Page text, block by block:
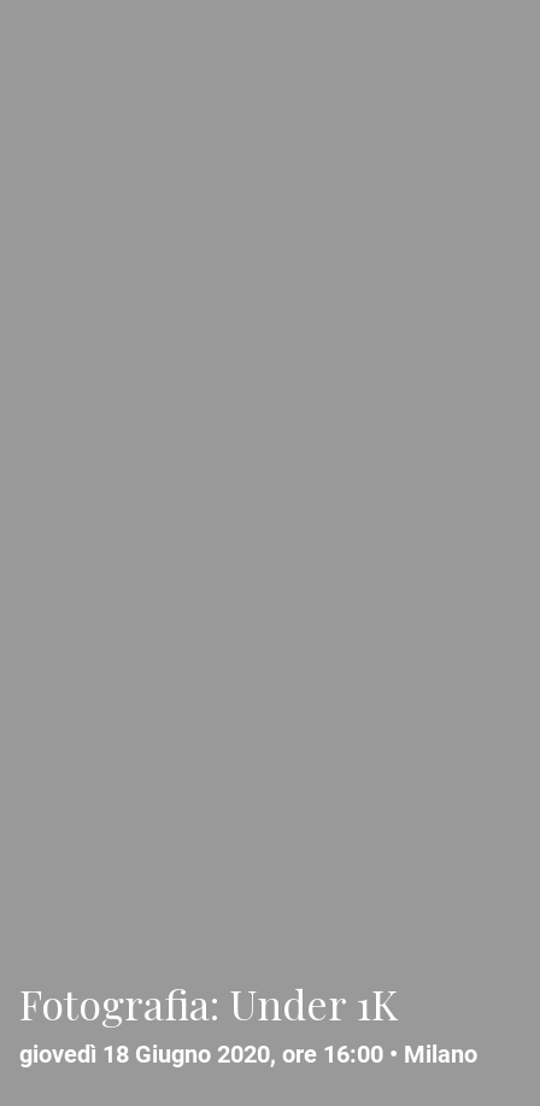
Fotografia: Under 1K
giovedì 18 Giugno 2020, ore 16:00 • Milano